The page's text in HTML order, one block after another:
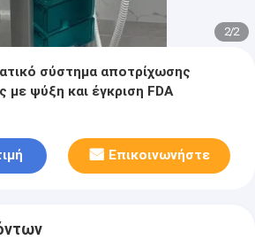
2/2
σύστημα αποτρίχωσης
με ψύξη και έγκριση FDA
Επικοινωνήστε